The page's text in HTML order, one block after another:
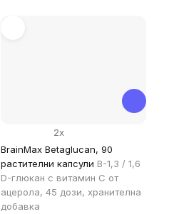
BrainMax Betaglucan, 90
растителни капсули B-1,3 / 1,6
D-глюкан с витамин C от
ацерола, 45 дози, хранителна
добавка
2x